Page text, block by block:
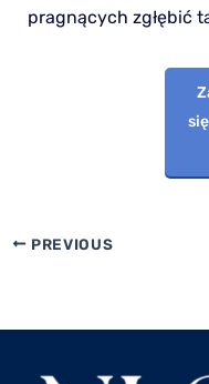
pragnących zgłębić
PREVIOUS